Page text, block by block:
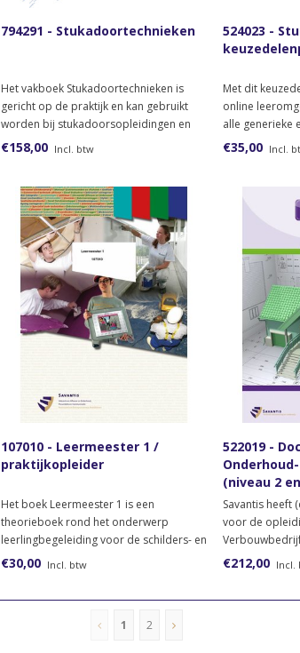
794291 - Stukadoortechnieken
Het vakboek Stukadoortechnieken is
gericht op de praktijk en kan gebruikt
worden bij stukadoorsopleidingen en
als naslagwerk.
€158,00 Incl. btw
524023 -
Met dit
online
alle generieke
keuzedelen uit
€35,00 Incl.
107010 - Leermeester 1 /
praktijkopleider
Het boek Leermeester 1 is een
theorieboek rond het onderwerp
leerlingbegeleiding voor de schilders- en
afbouwopleidingen vanaf niveau 3.
€30,00 Incl. btw
522019 -
(niveau 2
Savantis heeft
voor de
school de
€212,00 Incl.
1 2